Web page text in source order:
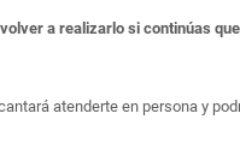
a realizarlo si continúas
atenderte en persona y